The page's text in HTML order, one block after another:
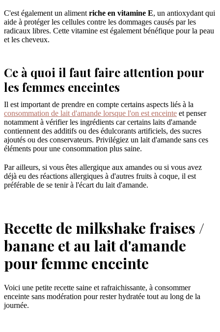
C'est également un aliment riche en vitamine E, un antioxydant qui
aide à protéger les cellules contre les dommages causés par les
radicaux libres. Cette vitamine est également bénéfique pour la peau
et les cheveux.
Ce à quoi il faut faire attention pour
les femmes enceintes
Il est important de prendre en compte certains aspects liés à la
consommation de lait d'amande lorsque l'on est enceinte et penser
notamment à vérifier les ingrédients car certains laits d'amande
contiennent des additifs ou des édulcorants artificiels, des sucres
ajoutés ou des conservateurs. Privilégiez un lait d'amande sans ces
éléments pour une consommation plus saine.
Par ailleurs, si vous êtes allergique aux amandes ou si vous avez
déjà eu des réactions allergiques à d'autres fruits à coque, il est
préférable de se tenir à l'écart du lait d'amande.
Recette de milkshake fraises /
banane et au lait d'amande
pour femme enceinte
Voici une petite recette saine et rafraichissante, à consommer
enceinte sans modération pour rester hydratée tout au long de la
journée.